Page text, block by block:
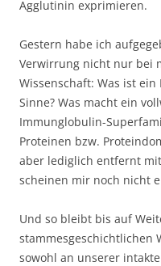
Agglutinin exprimieren.
Gestern habe ich
Verwirrung nicht nur bei
Wissenschaft: Was ist
Sinne? Was macht ein
Immunglobulin-
Proteinen bzw.
aber lediglich entfernt
scheinen mir noch nicht
Und so bleibt bis auf
stammesgeschichtlichen
sowohl an unserer